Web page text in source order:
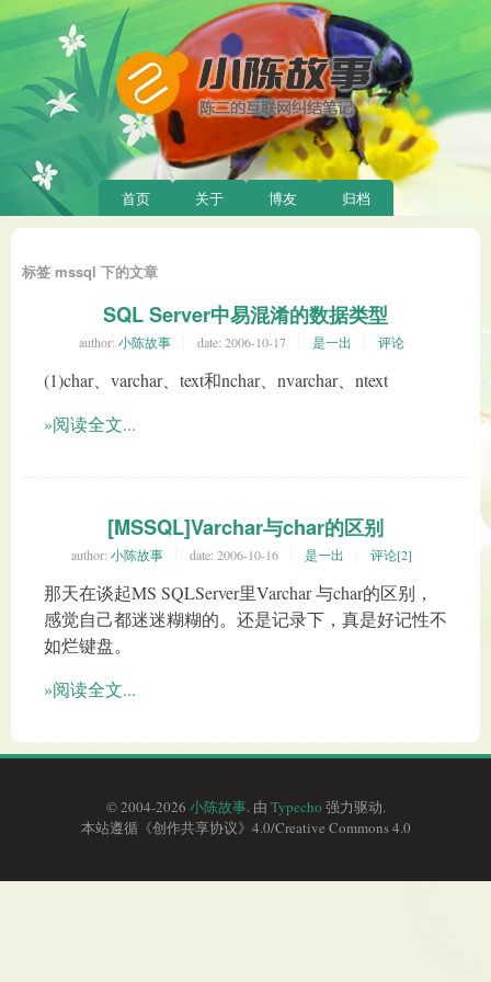
首页 关于 博友 归档
标签 mssql 下的文章
SQL Server中易混淆的数据类型
author: 小陈故事 date: 2006-10-17 是一出 评论
(1)char、varchar、text和nchar、nvarchar、ntext
»阅读全文...
[MSSQL]Varchar与char的区别
author: 小陈故事 date: 2006-10-16 是一出 评论[2]
那天在谈起MS SQLServer里Varchar 与char的区别，
感觉自己都迷迷糊糊的。还是记录下，真是好记性不
如烂键盘。
»阅读全文...
© 2004-2026 小陈故事. 由 Typecho 强力驱动.
本站遵循《创作共享协议》4.0/Creative Commons 4.0